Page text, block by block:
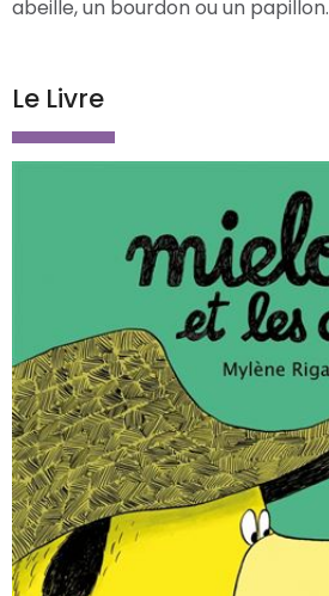
abeille, un bourdon ou un papillon.
Le Livre